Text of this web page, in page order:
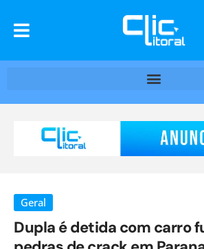
Geral
Dupla é detida com carro